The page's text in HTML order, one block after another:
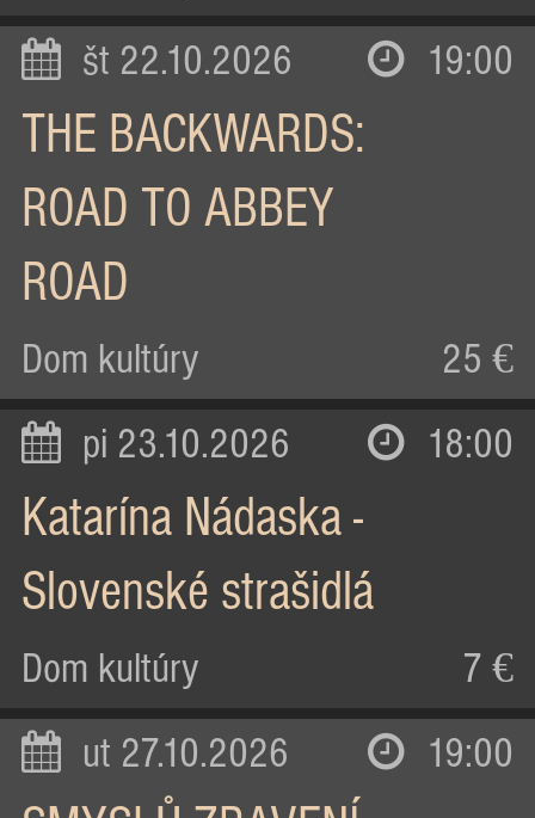
št 22.10.2026 19:00
THE BACKWARDS:
ROAD TO ABBEY
ROAD
Dom kultúry 25 €
pi 23.10.2026 18:00
Katarína Nádaska -
Slovenské strašidlá
Dom kultúry 7 €
ut 27.10.2026 19:00